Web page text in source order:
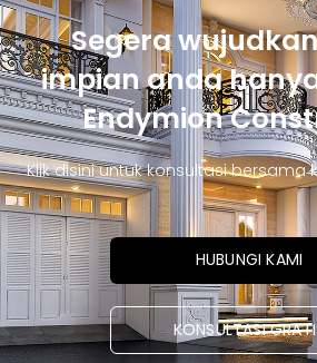
Segera
impian anda
Endymion
Klik disini untuk konsultasi bersama
HUBUNGI KAMI
KONSULTASI